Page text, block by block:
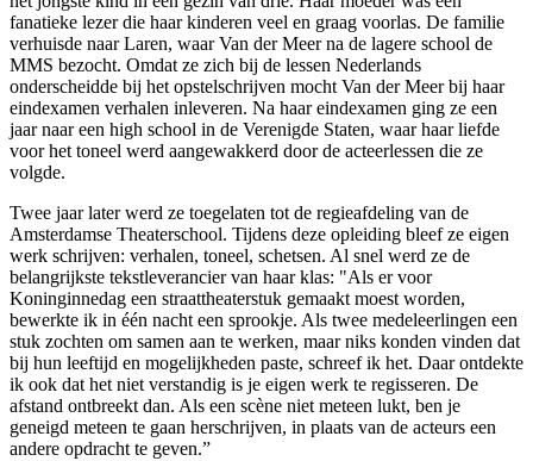
fanatieke lezer die haar kinderen veel en graag voorlas. De familie
verhuisde naar Laren, waar Van der Meer na de lagere school de
MMS bezocht. Omdat ze zich bij de lessen Nederlands
onderscheidde bij het opstelschrijven mocht Van der Meer bij haar
eindexamen verhalen inleveren. Na haar eindexamen ging ze een
jaar naar een high school in de Verenigde Staten, waar haar liefde
voor het toneel werd aangewakkerd door de acteerlessen die ze
volgde.
Twee jaar later werd ze toegelaten tot de regieafdeling van de
Amsterdamse Theaterschool. Tijdens deze opleiding bleef ze eigen
werk schrijven: verhalen, toneel, schetsen. Al snel werd ze de
belangrijkste tekstleverancier van haar klas: "Als er voor
Koninginnedag een straattheaterstuk gemaakt moest worden,
bewerkte ik in één nacht een sprookje. Als twee medeleerlingen een
stuk zochten om samen aan te werken, maar niks konden vinden dat
bij hun leeftijd en mogelijkheden paste, schreef ik het. Daar ontdekte
ik ook dat het niet verstandig is je eigen werk te regisseren. De
afstand ontbreekt dan. Als een scène niet meteen lukt, ben je
geneigd meteen te gaan herschrijven, in plaats van de acteurs een
andere opdracht te geven.”